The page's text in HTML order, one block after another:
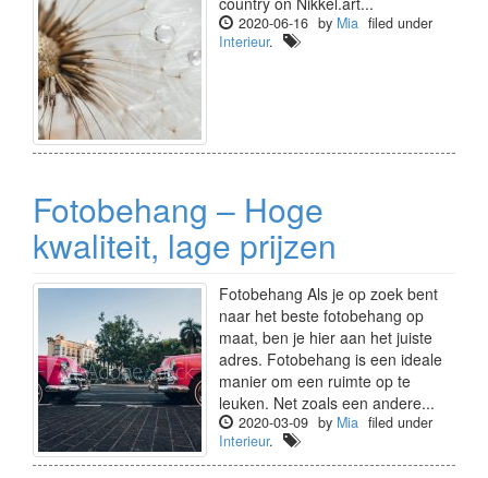
2020-06-16 by Mia filed under
Interieur.
Fotobehang – Hoge
kwaliteit, lage prijzen
Fotobehang Als je op zoek bent
naar het beste fotobehang op
maat, ben je hier aan het juiste
adres. Fotobehang is een ideale
manier om een ruimte op te
leuken. Net zoals een andere...
2020-03-09 by Mia filed under
Interieur.